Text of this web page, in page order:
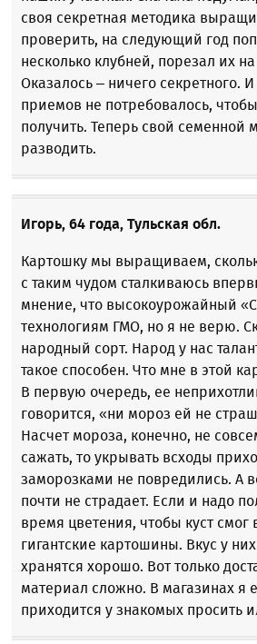
своя секретная методика
проверить, на следующий год
несколько клубней, порезал их
Оказалось – ничего секретного.
приемов не потребовалось, чтобы
получить. Теперь свой семенной
разводить.
Игорь, 64 года, Тульская обл.
Картошку мы выращиваем,
с таким чудом сталкиваюсь
мнение, что высокоурожайный
технологиям ГМО, но я не верю.
народный сорт. Народ у нас
такое способен. Что мне в этой
В первую очередь, ее
говорится, «ни мороз ей не
Насчет мороза, конечно, не
сажать, то укрывать всходы
заморозками не повредились. А
почти не страдает. Если и надо
время цветения, чтобы куст смог
гигантские картошины. Вкус у
хранятся хорошо. Вот только
материал сложно. В магазинах я
приходится у знакомых просить